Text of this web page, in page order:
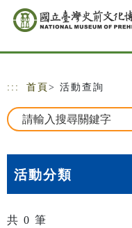
跳到主要內容
網站導覽
::: 首頁 > 活動查詢
活動分類
共 0 筆